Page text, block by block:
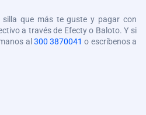
silla que más te guste y pagar con
a través de Efecty o Baloto. Y si
al 300 3870041 o escríbenos a